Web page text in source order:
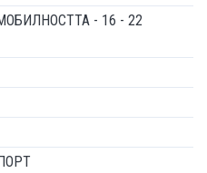
- 16 - 22